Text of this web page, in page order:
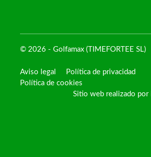
© 2026 - Golfamax (TIMEFORTEE SL)
Aviso legal
Política de privacidad
Política de cookies
Sitio web realizado por